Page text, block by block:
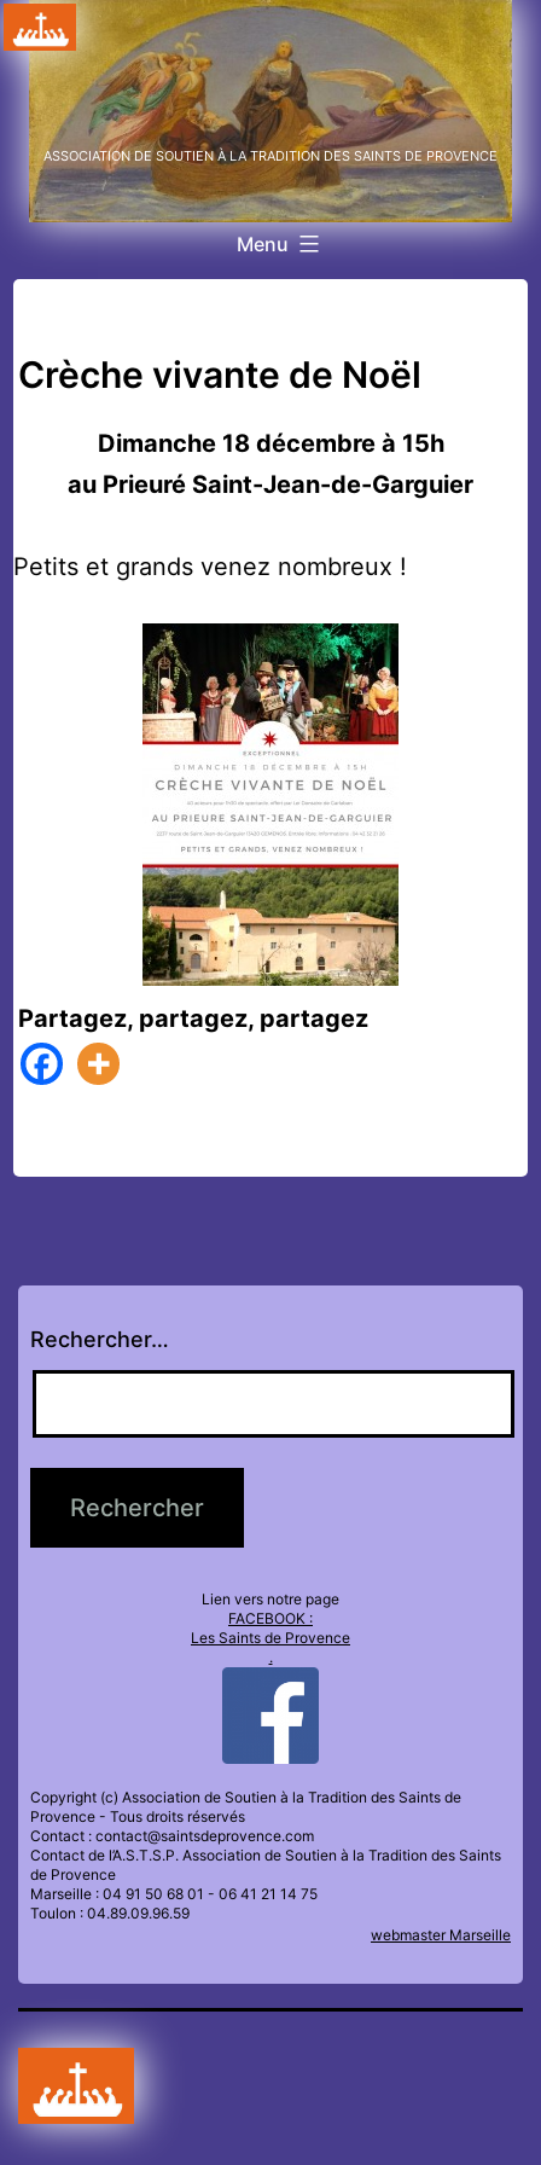
Aller
au
contenu
ASSOCIATION DE SOUTIEN À LA TRADITION DES SAINTS DE PROVENCE
Menu
Crèche vivante de Noël
Dimanche 18 décembre à 15h
au Prieuré Saint-Jean-de-Garguier
Petits et grands venez nombreux !
Partagez, partagez, partagez
Rechercher…
Lien vers notre page
FACEBOOK :
Les Saints de Provence
.
Copyright (c) Association de Soutien à la Tradition des Saints de
Provence - Tous droits réservés
Contact : contact@saintsdeprovence.com
Contact de l’A.S.T.S.P. Association de Soutien à la Tradition des Saints
de Provence
Marseille : 04 91 50 68 01 - 06 41 21 14 75
Toulon : 04.89.09.96.59
webmaster Marseille